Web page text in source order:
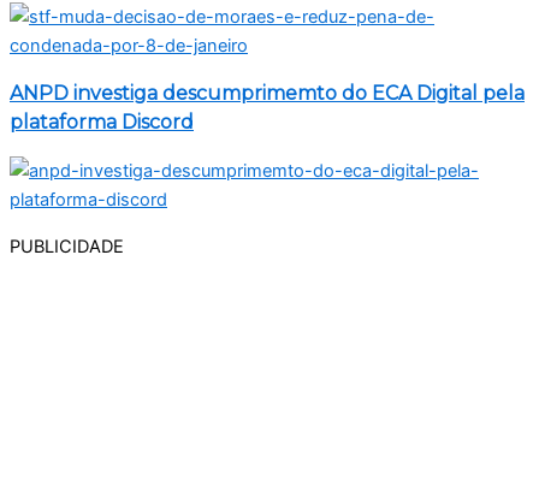
ANPD investiga descumprimemto do ECA Digital pela
plataforma Discord
PUBLICIDADE